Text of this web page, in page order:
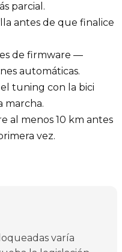
parcial.
antes de que finalice
de firmware —
automáticas.
tuning con la bici
marcha.
al menos 10 km antes
vez.
varía